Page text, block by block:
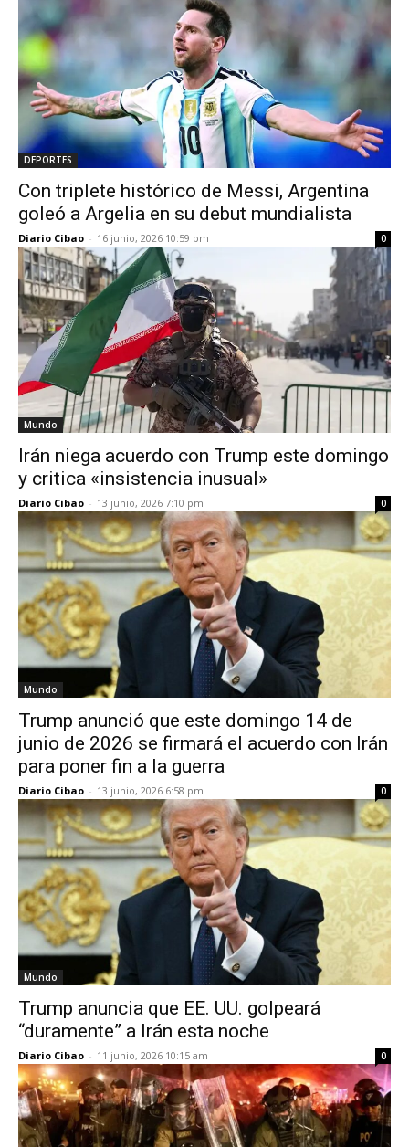
DEPORTES
Con triplete histórico de Messi, Argentina
goleó a Argelia en su debut mundialista
Diario Cibao - 16 junio, 2026 10:59 pm 0
Mundo
Irán niega acuerdo con Trump este domingo
y critica «insistencia inusual»
Diario Cibao - 13 junio, 2026 7:10 pm 0
Mundo
Trump anunció que este domingo 14 de
junio de 2026 se firmará el acuerdo con Irán
para poner fin a la guerra
Diario Cibao - 13 junio, 2026 6:58 pm 0
Mundo
Trump anuncia que EE. UU. golpeará
“duramente” a Irán esta noche
Diario Cibao - 11 junio, 2026 10:15 am 0